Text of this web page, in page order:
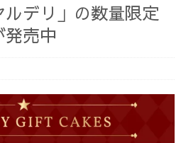
デリ」の数量限定
売中